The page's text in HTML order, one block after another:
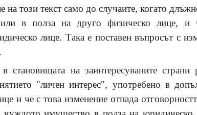
този текст само до случаите, когато
в полза на друго физическо лице, и
лице. Така е поставен въпросът с
становищата на заинтересуваните страни
"личен интерес", употребено в
и че с това изменение отпада